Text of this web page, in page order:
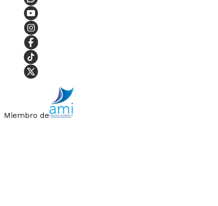
Miembro de